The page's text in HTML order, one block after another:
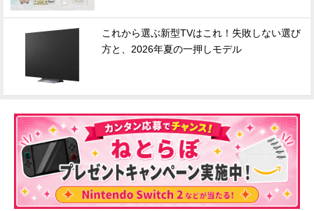
これから選ぶ新型TVはこれ！失敗しない選び
方と、2026年夏の一押しモデル